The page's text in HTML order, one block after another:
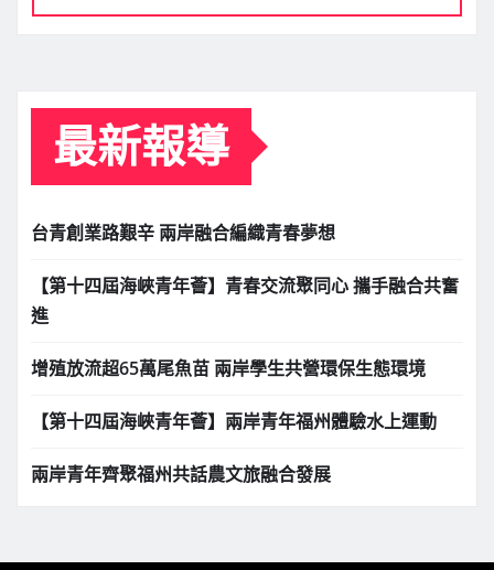
最新報導
台青創業路艱辛 兩岸融合編織青春夢想
【第十四屆海峽青年薈】青春交流聚同心 攜手融合共奮
進
增殖放流超65萬尾魚苗 兩岸學生共營環保生態環境
【第十四屆海峽青年薈】兩岸青年福州體驗水上運動
兩岸青年齊聚福州共話農文旅融合發展